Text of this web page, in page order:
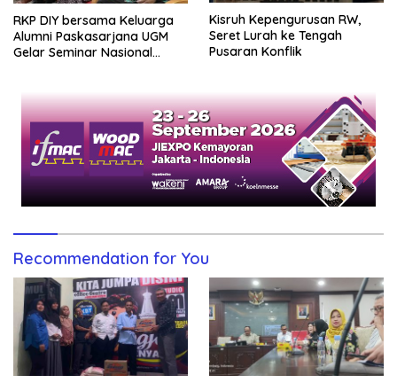
RKP DIY bersama Keluarga
Alumni Paskasarjana UGM
Gelar Seminar Nasional
Kisruh Kepengurusan RW,
Seret Lurah ke Tengah
Pusaran Konflik
Recommendation for You